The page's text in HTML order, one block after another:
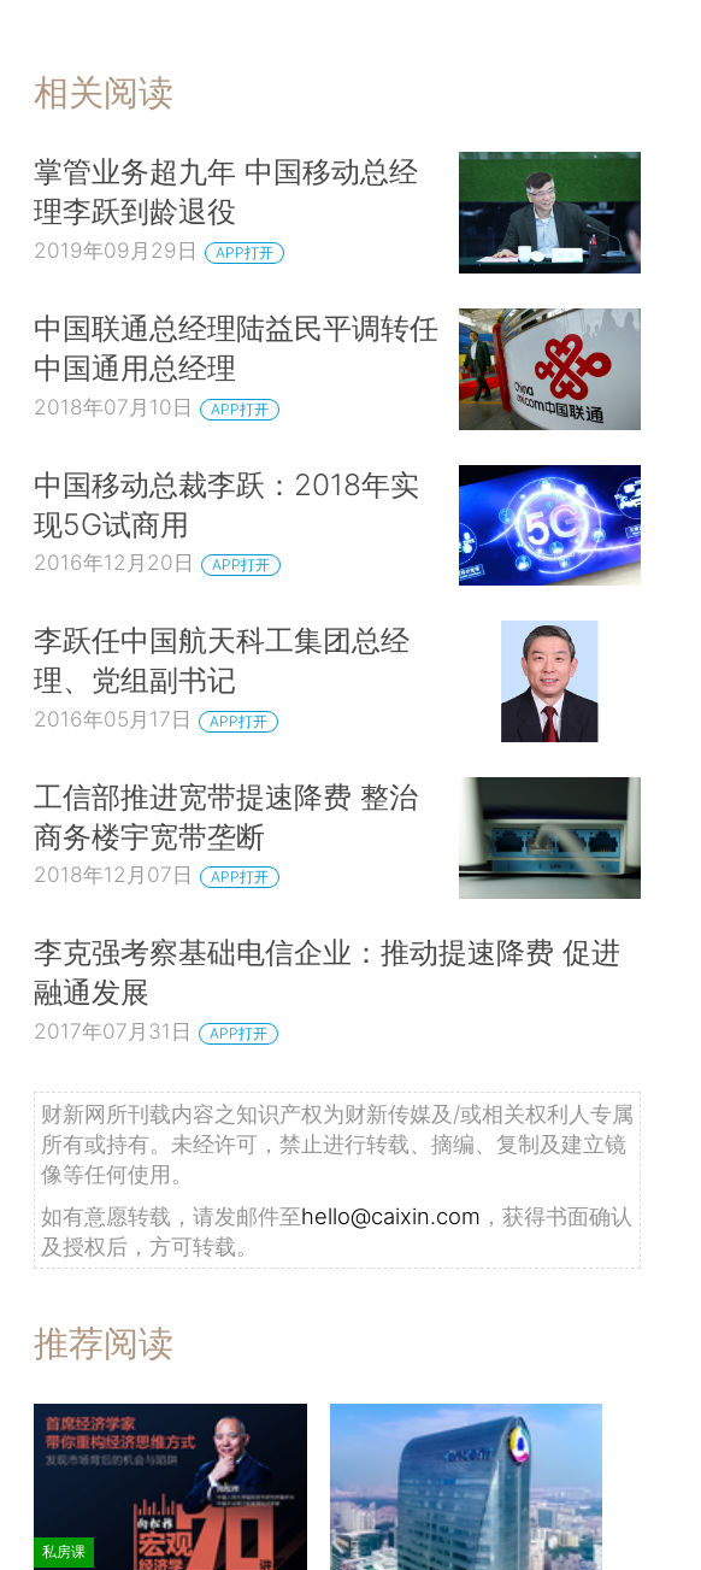
相关阅读
掌管业务超九年 中国移动总经
理李跃到龄退役
2019年09月29日 APP打开
中国联通总经理陆益民平调转任
中国通用总经理
2018年07月10日 APP打开
中国移动总裁李跃：2018年实
现5G试商用
2016年12月20日 APP打开
李跃任中国航天科工集团总经
理、党组副书记
2016年05月17日 APP打开
工信部推进宽带提速降费 整治
商务楼宇宽带垄断
2018年12月07日 APP打开
李克强考察基础电信企业：推动提速降费 促进
融通发展
2017年07月31日 APP打开
财新网所刊载内容之知识产权为财新传媒及/或相关权利人专属
所有或持有。未经许可，禁止进行转载、摘编、复制及建立镜
像等任何使用。
如有意愿转载，请发邮件至hello@caixin.com ，获得书面确认
及授权后，方可转载。
推荐阅读
私房课